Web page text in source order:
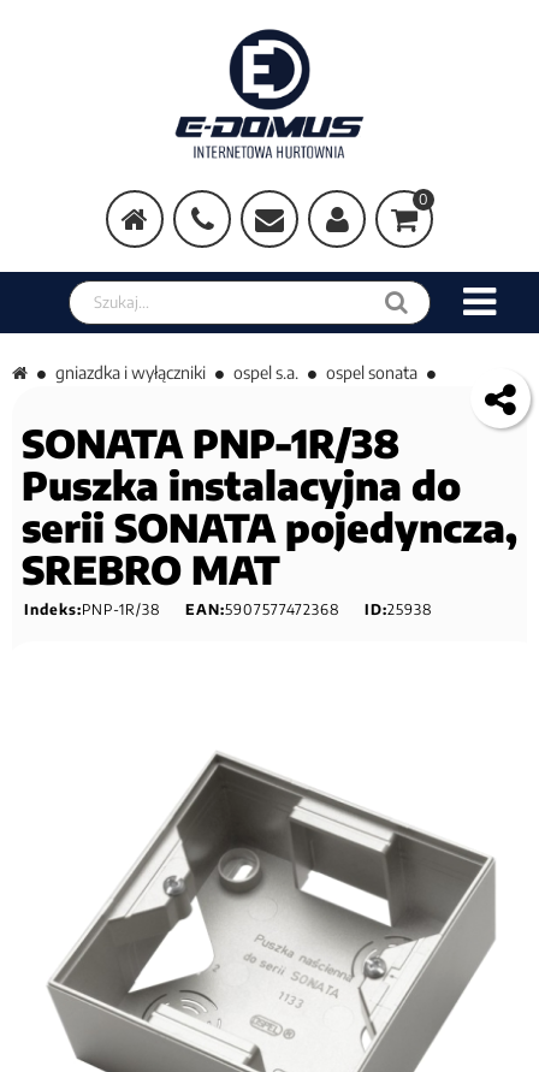
0
Szukaj w sklepie
gniazdka i wyłączniki ospel s.a. ospel sonata
SONATA PNP-1R/38
Puszka instalacyjna do
serii SONATA pojedyncza,
SREBRO MAT
Indeks:PNP-1R/38 EAN:5907577472368 ID:25938